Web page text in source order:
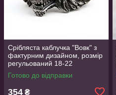
Срібляста каблучка "Вовк" з
фактурним дизайном, розмір
регульований 18-22
Готово до відправки
354 ₴